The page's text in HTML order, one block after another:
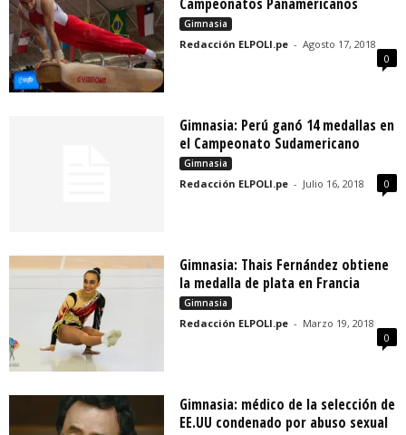
Gimnasia
Redacción ELPOLI.pe - Agosto 17, 2018
0
Gimnasia: Perú ganó 14 medallas en
el Campeonato Sudamericano
Gimnasia
Redacción ELPOLI.pe - Julio 16, 2018 0
Gimnasia: Thais Fernández obtiene
la medalla de plata en Francia
Gimnasia
Redacción ELPOLI.pe - Marzo 19, 2018
0
Gimnasia: médico de la selección de
EE.UU condenado por abuso sexual